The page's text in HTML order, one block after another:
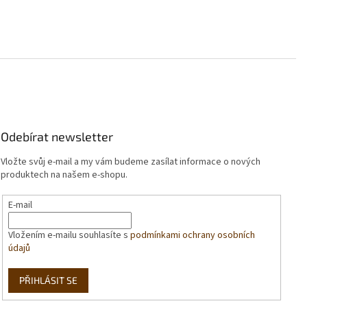
Odebírat newsletter
Vložte svůj e-mail a my vám budeme zasílat informace o nových
produktech na našem e-shopu.
E-mail
Vložením e-mailu souhlasíte spodmínkami ochrany osobních
údajů
PŘIHLÁSIT SE